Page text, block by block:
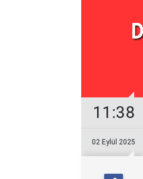
11:38
02 Eylül 2025